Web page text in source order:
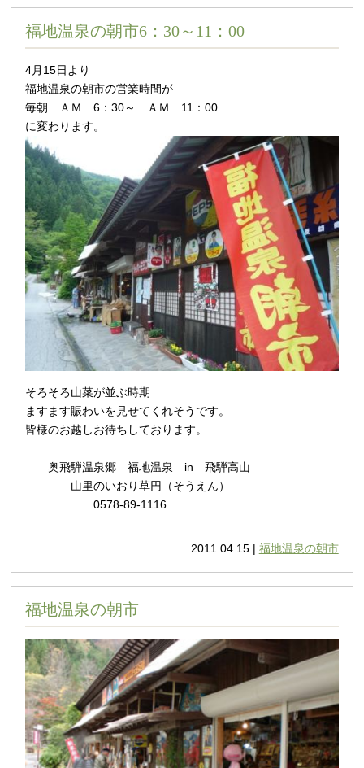
福地温泉の朝市6：30～11：00
4月15日より
福地温泉の朝市の営業時間が
毎朝 ＡＭ 6：30～ ＡＭ 11：00
に変わります。
そろそろ山菜が並ぶ時期
ますます賑わいを見せてくれそうです。
皆様のお越しお待ちしております。
奥飛騨温泉郷 福地温泉 in 飛騨高山
山里のいおり草円（そうえん）
0578-89-1116
2011.04.15 | 福地温泉の朝市
福地温泉の朝市